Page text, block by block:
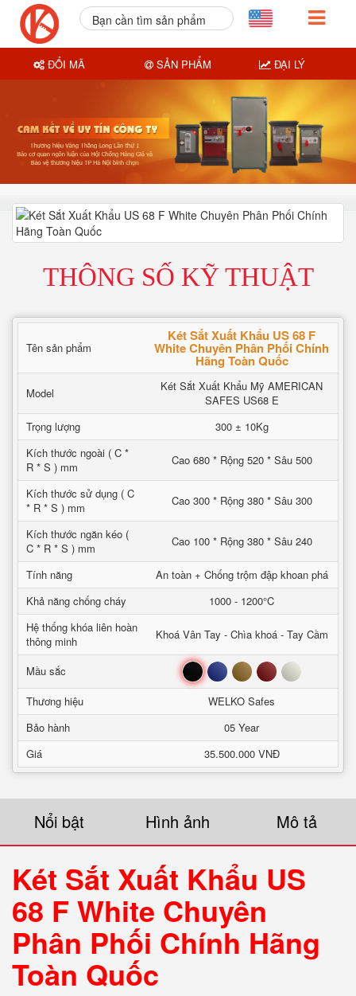
THÔNG SỐ KỸ THUẬT
Tên sản phẩm
Két Sắt Xuất Khẩu US 68 F
White Chuyên Phân Phối Chính
Hãng Toàn Quốc
Model
Két Sắt Xuất Khẩu Mỹ AMERICAN
SAFES US68 E
Trọng lượng
300 ± 10Kg
Kích thước ngoài ( C *
R * S ) mm
Cao 680 * Rộng 520 * Sâu 500
Kích thước sử dụng ( C
* R * S ) mm
Cao 300 * Rộng 380 * Sâu 300
Kích thước ngăn kéo (
C * R * S ) mm
Cao 100 * Rộng 380 * Sâu 240
Tính năng
An toàn + Chống trộm đập khoan phá
Khả năng chống cháy
1000 - 1200°C
Hệ thống khóa liên hoàn
thông minh
Khoá Vân Tay - Chìa khoá - Tay Cầm
Mầu sắc Đen Xanh Nâu Đỏ Trắng
Thương hiệu
WELKO Safes
Bảo hành
05 Year
Giá
35.500.000 VNĐ
Nổi bật Hình ảnh Mô tả
Két Sắt Xuất Khẩu US
68 F White Chuyên
Phân Phối Chính Hãng
Toàn Quốc
Bạn cần tìm sản phẩm
ĐỔI MÃ SẢN PHẨM ĐẠI LÝ